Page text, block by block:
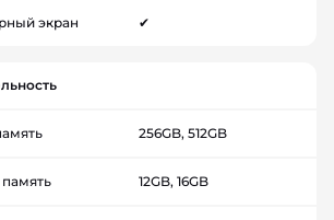
экран ✔
256GB, 512GB
12GB, 16GB